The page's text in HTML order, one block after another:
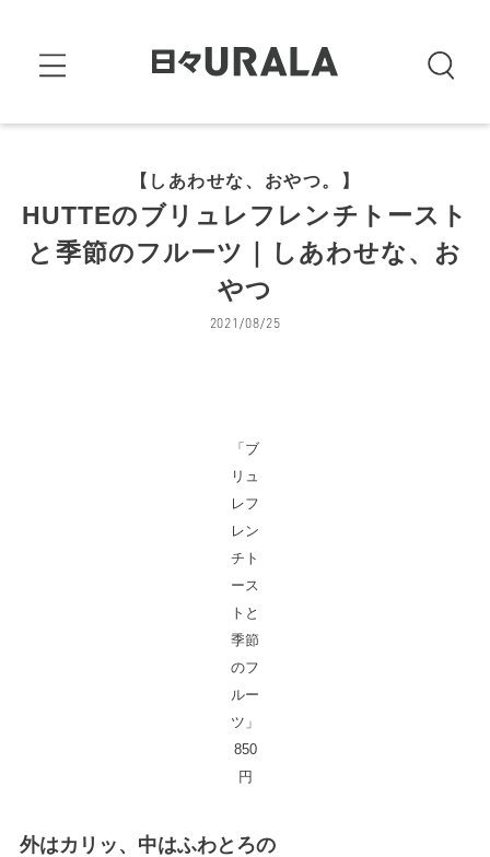
【しあわせな、おやつ。】
HUTTEのブリュレフレンチトースト
と季節のフルーツ｜しあわせな、お
やつ
2021/08/25
「ブ
リュ
レフ
レン
チト
ース
トと
季節
のフ
ルー
ツ」
850
円
外はカリッ、中はふわとろの